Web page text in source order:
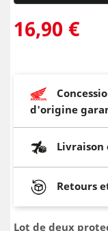
16,90 €
d'origine
Livraison
Retours
Lot de deux